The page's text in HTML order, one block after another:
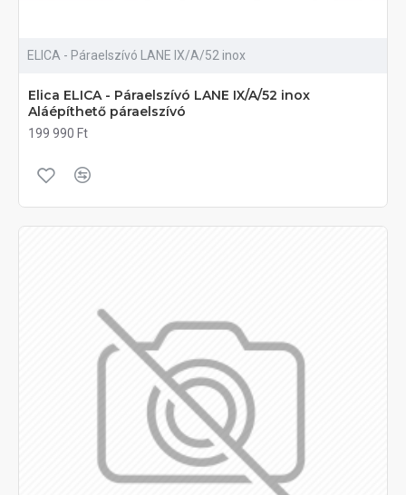
ELICA - Páraelszívó LANE IX/A/52 inox
Elica ELICA - Páraelszívó LANE IX/A/52 inox
Aláépíthető páraelszívó
199 990 Ft